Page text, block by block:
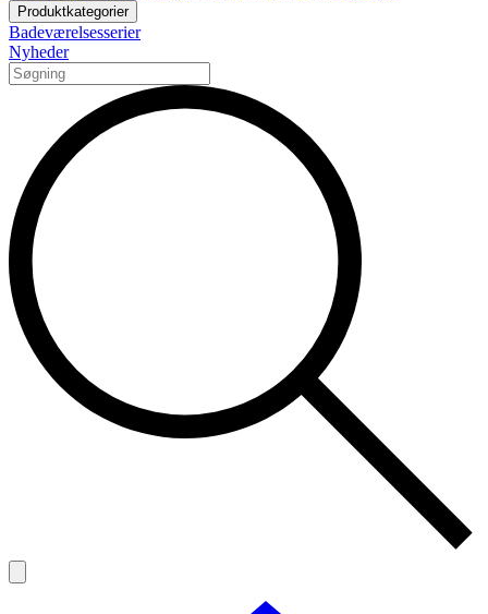
Produktkategorier
Badeværelsesserier
Nyheder